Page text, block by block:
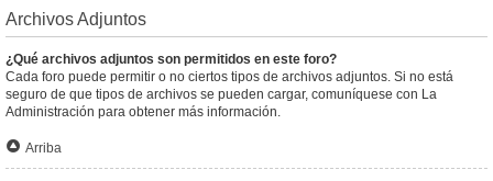
Archivos Adjuntos
¿Qué archivos adjuntos son permitidos en este foro?
Cada foro puede permitir o no ciertos tipos de archivos adjuntos. Si no está
seguro de que tipos de archivos se pueden cargar, comuníquese con La
Administración para obtener más información.
Arriba